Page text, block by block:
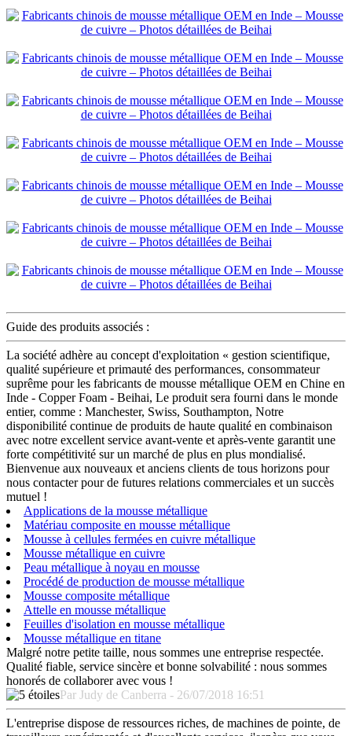
Guide des produits associés :
La société adhère au concept d'exploitation « gestion scientifique,
qualité supérieure et primauté des performances, consommateur
suprême pour les fabricants de mousse métallique OEM en Chine en
Inde - Copper Foam - Beihai, Le produit sera fourni dans le monde
entier, comme : Manchester, Swiss, Southampton, Notre
disponibilité continue de produits de haute qualité en combinaison
avec notre excellent service avant-vente et après-vente garantit une
forte compétitivité sur un marché de plus en plus mondialisé.
Bienvenue aux nouveaux et anciens clients de tous horizons pour
nous contacter pour de futures relations commerciales et un succès
mutuel !
Applications de la mousse métallique
Matériau composite en mousse métallique
Mousse à cellules fermées en cuivre métallique
Mousse métallique en cuivre
Peau métallique à noyau en mousse
Procédé de production de mousse métallique
Mousse composite métallique
Attelle en mousse métallique
Feuilles d'isolation en mousse métallique
Mousse métallique en titane
Malgré notre petite taille, nous sommes une entreprise respectée.
Qualité fiable, service sincère et bonne solvabilité : nous sommes
honorés de collaborer avec vous !
Par Judy de Canberra - 26/07/2018 16:51
L'entreprise dispose de ressources riches, de machines de pointe, de